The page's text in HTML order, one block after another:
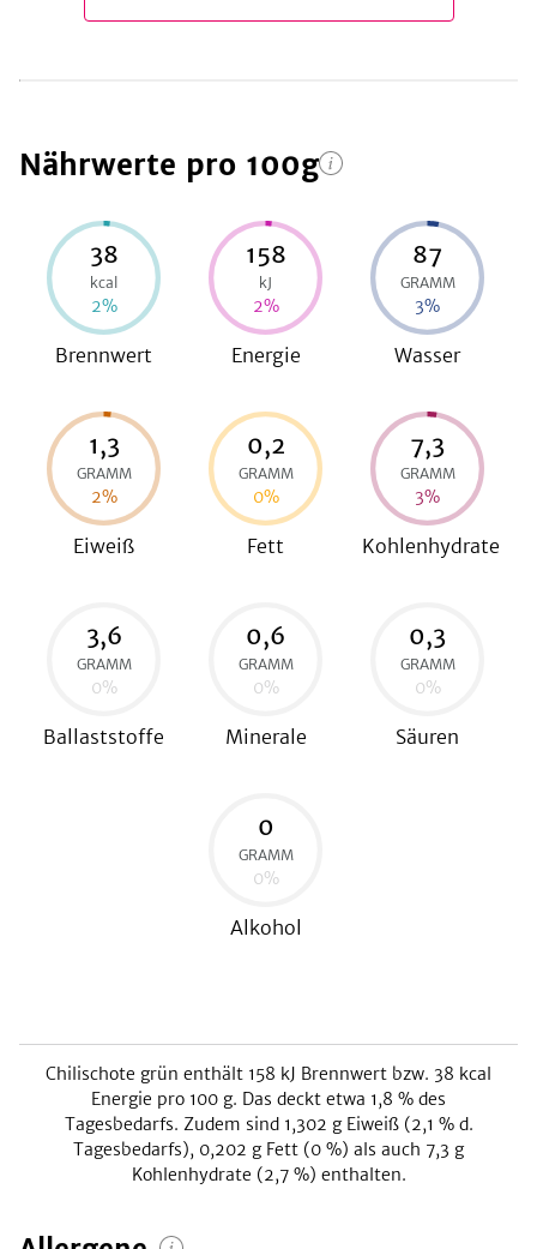
Nährwerte pro 100g
38
kcal
2%
Brennwert
158
kJ
2%
Energie
87
GRAMM
3%
Wasser
1,3
GRAMM
2%
Eiweiß
0,2
GRAMM
0%
Fett
7,3
GRAMM
3%
Kohlenhydrate
3,6
GRAMM
0%
Ballaststoffe
0,6
GRAMM
0%
Minerale
0,3
GRAMM
0%
Säuren
0
GRAMM
0%
Alkohol
Chilischote grün enthält 158 kJ Brennwert bzw. 38 kcal
Energie pro 100 g. Das deckt etwa 1,8 % des
Tagesbedarfs. Zudem sind 1,302 g Eiweiß (2,1 % d.
Tagesbedarfs), 0,202 g Fett (0 %) als auch 7,3 g
Kohlenhydrate (2,7%) enthalten.